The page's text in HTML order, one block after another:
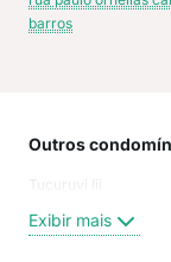
barros
Outros
Tucuruvi Iii
Exibir mais